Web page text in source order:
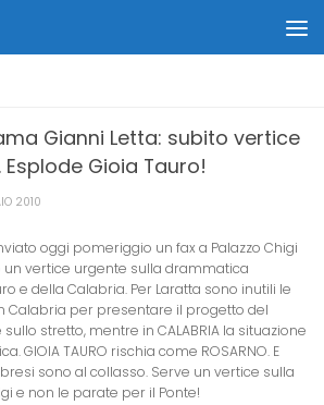
Gianni Letta: subito vertice
Esplode Gioia Tauro!
2010
oggi pomeriggio un fax a Palazzo Chigi
un vertice urgente sulla drammatica
e della Calabria. Per Laratta sono inutili le
Calabria per presentare il progetto del
stretto, mentre in CALABRIA la situazione
GIOIA TAURO rischia come ROSARNO. E
sono al collasso. Serve un vertice sulla
e non le parate per il Ponte!